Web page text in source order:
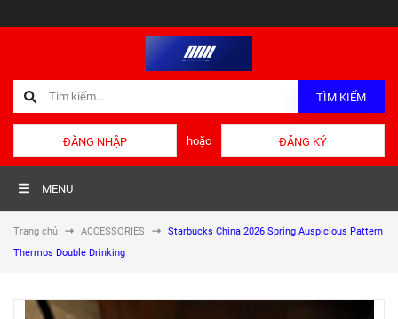
TÌM KIẾM
ĐĂNG NHẬP hoặc ĐĂNG KÝ
MENU
Trang chủ ACCESSORIES
Starbucks China 2026 Spring Auspicious Pattern
Thermos Double Drinking